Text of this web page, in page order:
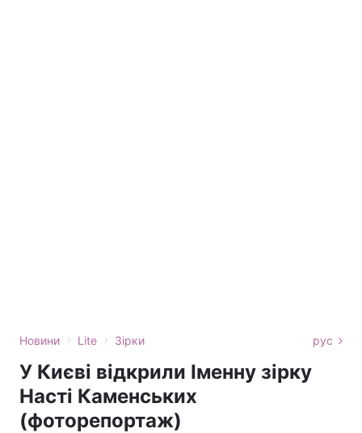
Новини › Lite › Зірки рус
У Києві відкрили Іменну зірку
Насті Каменських
(фоторепортаж)